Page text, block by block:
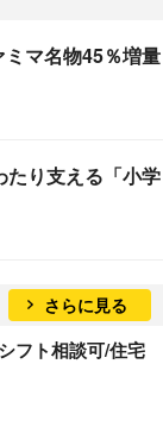
マ名物45％増量
たり支える「小学
さらに見る
フト相談可/住宅